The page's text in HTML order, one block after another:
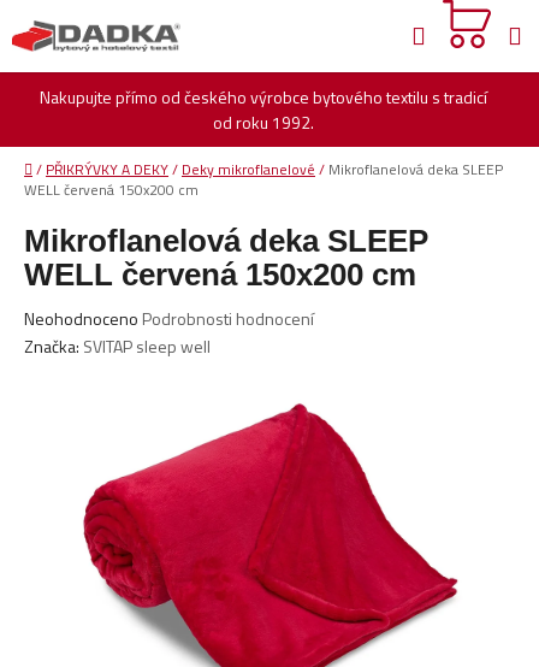
na
obsah
Nakupujte přímo od českého výrobce bytového textilu s tradicí
od roku 1992.
Hledat
Domů
/ PŘIKRÝVKY A DEKY/ Deky mikroflanelové / Mikroflanelová deka SLEEP
WELL červená 150x200 cm
Mikroflanelová deka SLEEP
WELL červená 150x200 cm
Průměrné
hodnocení
hvězdiček.
Neohodnoceno Podrobnosti hodnocení
Značka: SVITAP sleep well